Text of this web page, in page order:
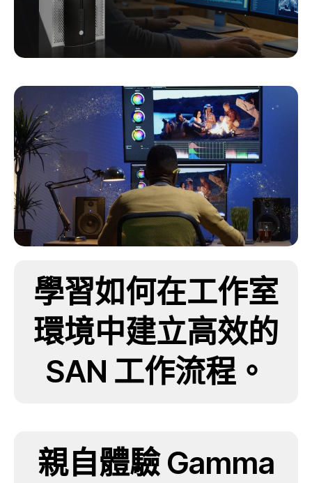
學習如何在工作室
環境中建立高效的
SAN 工作流程。
親自體驗 Gamma